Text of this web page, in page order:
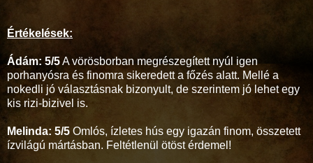
Értékelések:
Ádám: 5/5A vörösborban megrészegített nyúl igen
porhanyósra és finomra sikeredett a főzés alatt. Mellé a
nokedli jó választásnak bizonyult, de szerintem jó lehet egy
kis rizi-bizivel is.
Melinda: 5/5 Omlós, ízletes hús egy igazán finom, összetett
ízvilágú mártásban. Feltétlenül ötöst érdemel!